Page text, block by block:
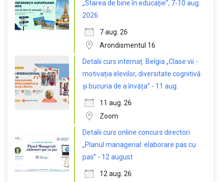
„Starea de bine în educație”, 7-10 aug.
2026
7 aug. 26
Arondismentul 16
Detalii curs internaț. Belgia „Clase vii -
motivația elevilor, diversitate cognitivă
și bucuria de a învăța” - 11 aug.
11 aug. 26
Zoom
Detalii curs online concurs directori
„Planul managerial: elaborare pas cu
pas” - 12 august
12 aug. 26